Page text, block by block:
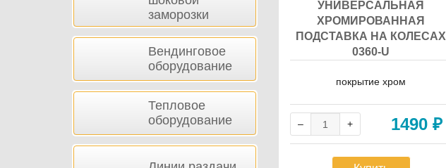
УНИВЕРСАЛЬНАЯ
ХРОМИРОВАННАЯ
ПОДСТАВКА НА КОЛЕСАХ
0360-U
покрытие хром
1490₽
заморозки
Вендинговое
оборудование
Тепловое
оборудование